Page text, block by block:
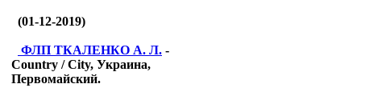
(01-12-2019)
ФЛП ТКАЛЕНКО А. Л. -
Country / City, Украина,
Первомайский.